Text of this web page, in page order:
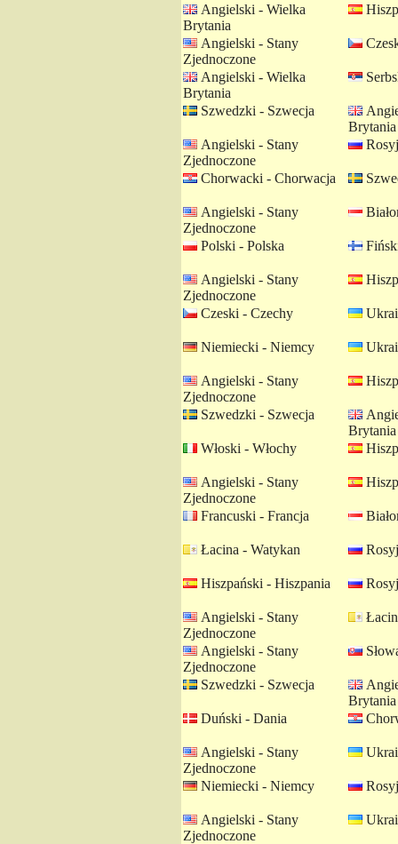
Angielski - Wielka
Brytania
Angielski - Stany
Zjednoczone
Angielski - Wielka
Brytania
Szwedzki - Szwecja
Brytania
Angielski - Stany
Zjednoczone
Chorwacki - Chorwacja
Angielski - Stany
Zjednoczone
Polski - Polska
Angielski - Stany
Zjednoczone
Czeski - Czechy
Niemiecki - Niemcy
Angielski - Stany
Zjednoczone
Szwedzki - Szwecja
Brytania
Włoski - Włochy
Angielski - Stany
Zjednoczone
Francuski - Francja
Łacina - Watykan
Hiszpański - Hiszpania
Angielski - Stany
Zjednoczone
Angielski - Stany
Zjednoczone
Szwedzki - Szwecja
Brytania
Duński - Dania
Angielski - Stany
Zjednoczone
Niemiecki - Niemcy
Angielski - Stany
Zjednoczone